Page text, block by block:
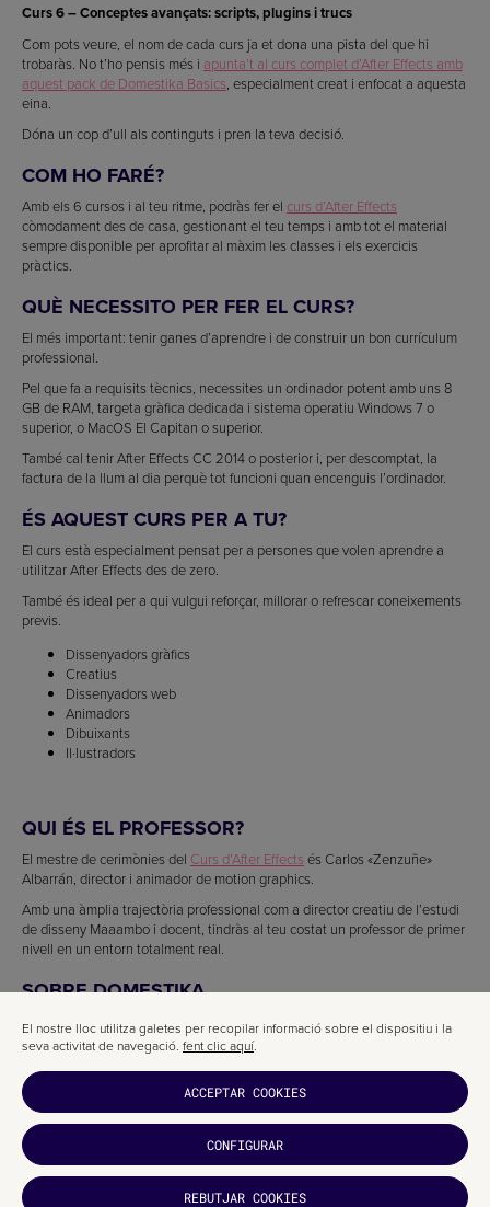
Curs 6 – Conceptes avançats: scripts, plugins i trucs
Com pots veure, el nom de cada curs ja et dona una pista del que hi
trobaràs. No t’ho pensis més i apunta’t al curs complet d’After Effects amb
aquest pack de Domestika Basics , especialment creat i enfocat a aquesta
eina.
Dóna un cop d’ull als continguts i pren la teva decisió.
COM HO FARÉ?
Amb els 6 cursos i al teu ritme, podràs fer el curs d’After Effects
còmodament des de casa, gestionant el teu temps i amb tot el material
sempre disponible per aprofitar al màxim les classes i els exercicis
pràctics.
QUÈ NECESSITO PER FER EL CURS?
El més important: tenir ganes d’aprendre i de construir un bon currículum
professional.
Pel que fa a requisits tècnics, necessites un ordinador potent amb uns 8
GB de RAM, targeta gràfica dedicada i sistema operatiu Windows 7 o
superior, o MacOS El Capitan o superior.
També cal tenir After Effects CC 2014 o posterior i, per descomptat, la
factura de la llum al dia perquè tot funcioni quan encenguis l’ordinador.
ÉS AQUEST CURS PER A TU?
El curs està especialment pensat per a persones que volen aprendre a
utilitzar After Effects des de zero.
També és ideal per a qui vulgui reforçar, millorar o refrescar coneixements
previs.
Dissenyadors gràfics
Creatius
Dissenyadors web
Animadors
Dibuixants
Il·lustradors
QUI ÉS EL PROFESSOR?
El mestre de cerimònies del Curs d’After Effects és Carlos «Zenzuñe»
Albarrán, director i animador de motion graphics.
Amb una àmplia trajectòria professional com a director creatiu de l’estudi
de disseny Maaambo i docent, tindràs al teu costat un professor de primer
nivell en un entorn totalment real.
SOBRE DOMESTIKA
Els cursos de Domestika Basics estan pensats per oferir tot el
coneixement a persones sense experiència prèvia.
El seu contingut està enfocat tant a alumnes que comencen en una nova
disciplina com a professionals que volen reforçar coneixements.
T'HA
ARTICLES RELACIONATS
El nostre lloc utilitza galetes per recopilar informació sobre el dispositiu i la
seva activitat de navegació. fent clic aquí.
ACCEPTAR COOKIES
CONFIGURAR
REBUTJAR COOKIES